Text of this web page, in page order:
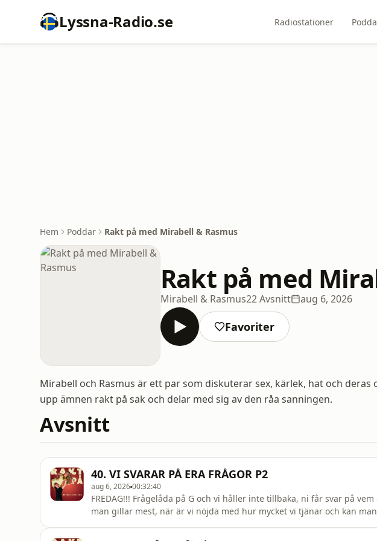
Lyssna-Radio.se Radiostationer
Hem Poddar Rakt på med Mirabell & Rasmus
Rakt på med
Mirabell & Rasmus22 Avsnitt aug 6, 2026
Favoriter
Mirabell och Rasmus är ett par som diskuterar sex, kärlek, hat och
upp ämnen rakt på sak och delar med sig av den råa sanningen.
Avsnitt
40. VI SVARAR PÅ ERA FRÅGOR P2
aug 6, 202600:32:40
FREDAG!!! Frågelåda på G och vi håller inte tillbaka, ni får svar på
man gillar mest, när är vi nöjda med hur mycket vi tjänar och kan